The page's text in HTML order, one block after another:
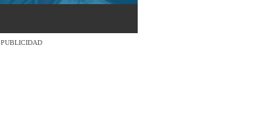
PUBLICIDAD